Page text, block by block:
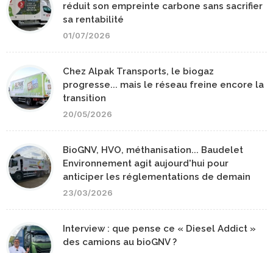
réduit son empreinte carbone sans sacrifier
sa rentabilité
01/07/2026
Chez Alpak Transports, le biogaz
progresse... mais le réseau freine encore la
transition
20/05/2026
BioGNV, HVO, méthanisation... Baudelet
Environnement agit aujourd'hui pour
anticiper les réglementations de demain
23/03/2026
Interview : que pense ce « Diesel Addict »
des camions au bioGNV ?